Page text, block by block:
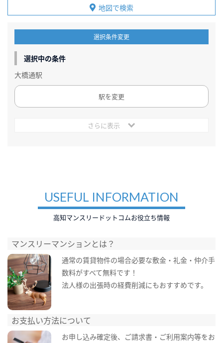
地図で検索
選択条件変更
選択中の条件
大橋通駅
駅を変更
さらに表示
USEFUL INFORMATION
高知マンスリードットコムお役立ち情報
マンスリーマンションとは？
通常の賃貸物件の場合必要な敷金・礼金・仲介手
数料がすべて無料です！
法人様の出張時の経費削減にもおすすめです。
お支払い方法について
お申し込み確定後、ご請求書・ご利用案内等をお